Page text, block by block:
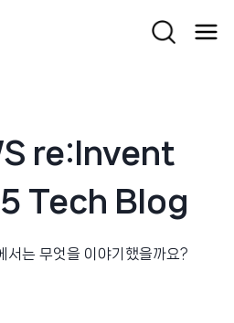
re:Invent
Tech Blog
는 무엇을 이야기했을까요?